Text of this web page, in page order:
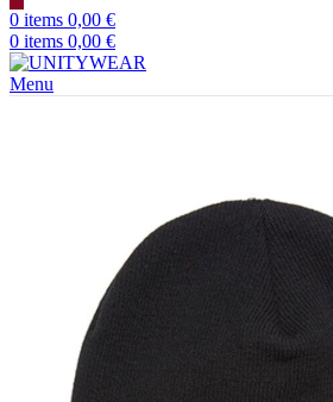
0 items 0,00 €
0 items 0,00 €
Menu